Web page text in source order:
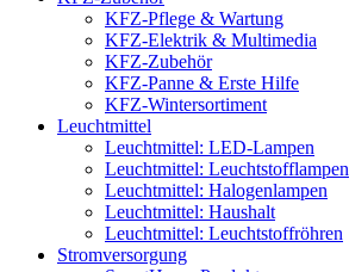
KFZ-Pflege & Wartung
KFZ-Elektrik & Multimedia
KFZ-Zubehör
KFZ-Panne & Erste Hilfe
KFZ-Wintersortiment
Leuchtmittel
Leuchtmittel: LED-Lampen
Leuchtmittel: Leuchtstofflampen
Leuchtmittel: Halogenlampen
Leuchtmittel: Haushalt
Leuchtmittel: Leuchtstoffröhren
Stromversorgung